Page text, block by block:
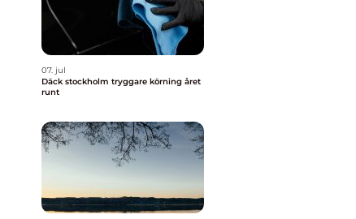
07. jul
Däck stockholm tryggare körning året
runt